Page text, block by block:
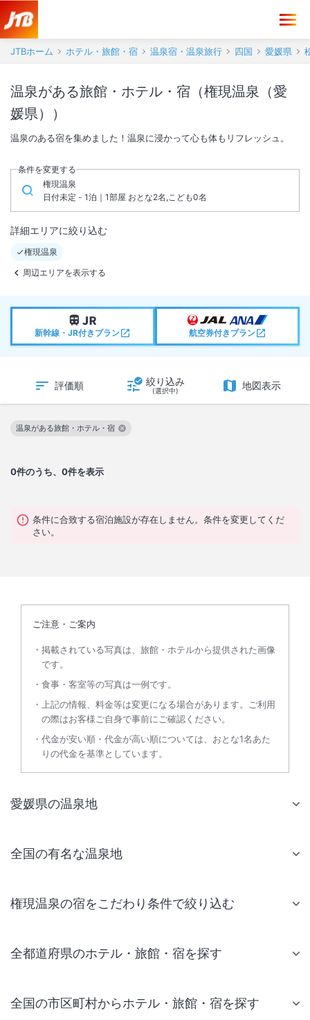
JTBホーム ホテル・旅館・宿 温泉宿・温泉旅行 四国 愛媛県
温泉がある旅館・ホテル・宿（権現温泉（愛
媛県））
温泉のある宿を集めました！温泉に浸かって心も体もリフレッシュ。
条件を変更する
権現温泉
日付未定 - 1泊｜1部屋 おとな2名,こども0名
詳細エリアに絞り込む
権現温泉
周辺エリアを表示する
新幹線・JR付きプラン 航空券付きプラン
評価順 絞り込み
(選択中) 地図表示
0件のうち、0件を表示
温泉がある旅館・ホテル・宿
この絞り込み条件を解除
条件に合致する宿泊施設が存在しません。条件を変更してくだ
さい。
ご注意・ご案内
掲載されている写真は、旅館・ホテルから提供された画像
です。
食事・客室等の写真は一例です。
上記の情報、料金等は変更になる場合があります。ご利用
の際はお客様ご自身で事前にご確認ください。
代金が安い順・代金が高い順については、おとな1名あた
りの代金を基準としています。
愛媛県の温泉地
全国の有名な温泉地
権現温泉の宿をこだわり条件で絞り込む
全都道府県のホテル・旅館・宿を探す
全国の市区町村からホテル・旅館・宿を探す